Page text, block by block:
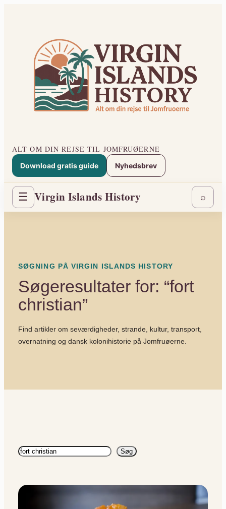
ALT OM DIN REJSE TIL JOMFRUØERNE
Download gratis guide Nyhedsbrev
☰ Virgin Islands History ⌕
SØGNING PÅ VIRGIN ISLANDS HISTORY
Søgeresultater for: “fort
christian”
Find artikler om seværdigheder, strande, kultur, transport,
overnatning og dansk kolonihistorie på Jomfruøerne.
Søg Søg